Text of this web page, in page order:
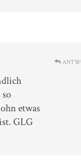
etwas
GLG